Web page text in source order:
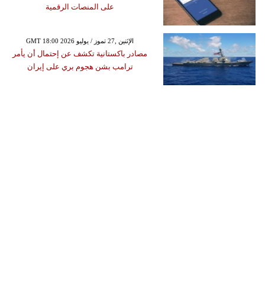
على المنصات الرقمية
GMT 18:00 2026 الإثنين ,27 تموز / يوليو
مصادر باكستانية تكشف عن إحتمال أن يأمر
ترامب بشن هجوم بري على إيران